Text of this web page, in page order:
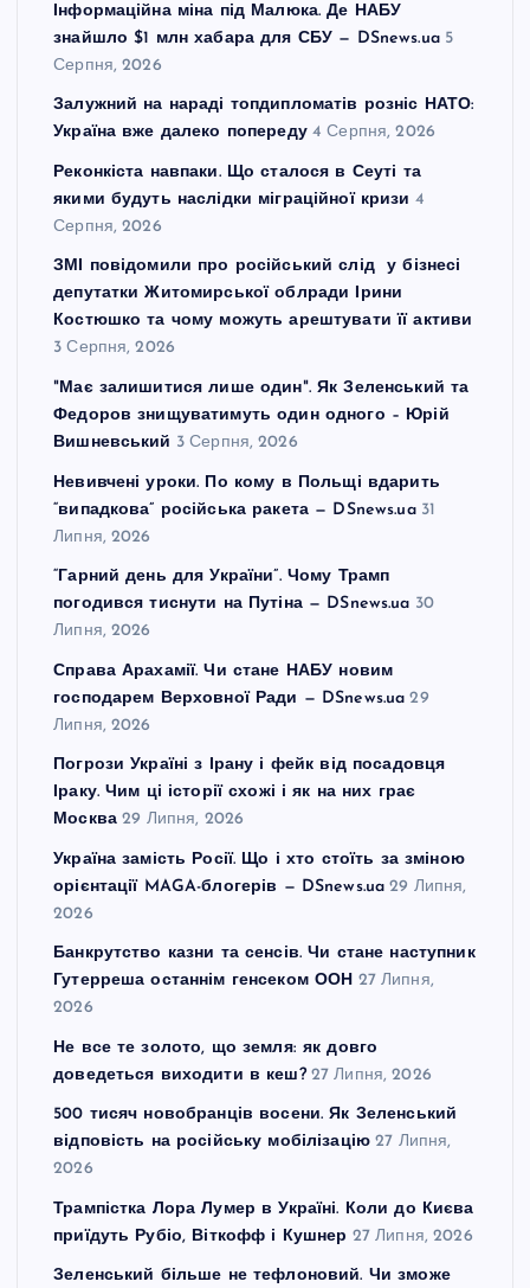
Інформаційна міна під Малюка. Де НАБУ
знайшло $1 млн хабара для СБУ — DSnews.ua 5
Серпня, 2026
Залужний на нараді топдипломатів розніс НАТО:
Україна вже далеко попереду 4 Серпня, 2026
Реконкіста навпаки. Що сталося в Сеуті та
якими будуть наслідки міграційної кризи 4
Серпня, 2026
ЗМІ повідомили про російський слід у бізнесі
депутатки Житомирської облради Ірини
Костюшко та чому можуть арештувати її активи
3 Серпня, 2026
"Має залишитися лише один". Як Зеленський та
Федоров знищуватимуть один одного – Юрій
Вишневський 3 Серпня, 2026
Невивчені уроки. По кому в Польщі вдарить
“випадкова” російська ракета — DSnews.ua 31
Липня, 2026
“Гарний день для України”. Чому Трамп
погодився тиснути на Путіна — DSnews.ua 30
Липня, 2026
Справа Арахамії. Чи стане НАБУ новим
господарем Верховної Ради — DSnews.ua 29
Липня, 2026
Погрози Україні з Ірану і фейк від посадовця
Іраку. Чим ці історії схожі і як на них грає
Москва 29 Липня, 2026
Україна замість Росії. Що і хто стоїть за зміною
орієнтації MAGA-блогерів — DSnews.ua 29 Липня,
2026
Банкрутство казни та сенсів. Чи стане наступник
Гутерреша останнім генсеком ООН 27 Липня,
2026
Не все те золото, що земля: як довго
доведеться виходити в кеш? 27 Липня, 2026
500 тисяч новобранців восени. Як Зеленський
відповість на російську мобілізацію 27 Липня,
2026
Трампістка Лора Лумер в Україні. Коли до Києва
приїдуть Рубіо, Віткофф і Кушнер 27 Липня, 2026
Зеленський більше не тефлоновий. Чи зможе